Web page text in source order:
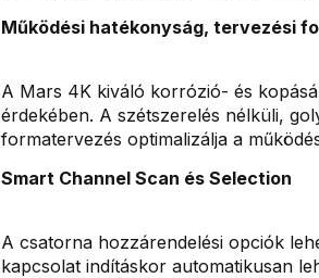
Működési hatékonyság, tervezési
A Mars 4K kiváló korrózió- és
érdekében. A szétszerelés nélküli,
formatervezés optimalizálja a
Smart Channel Scan és Selection
A csatorna hozzárendelési opciók
kapcsolat indításkor automatikusan